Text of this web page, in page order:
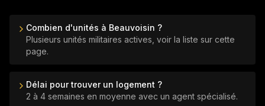
Combien d'unités à Beauvoisin ?
Plusieurs unités militaires actives, voir la liste sur cette
page.
Délai pour trouver un logement ?
2 à 4 semaines en moyenne avec un agent spécialisé.